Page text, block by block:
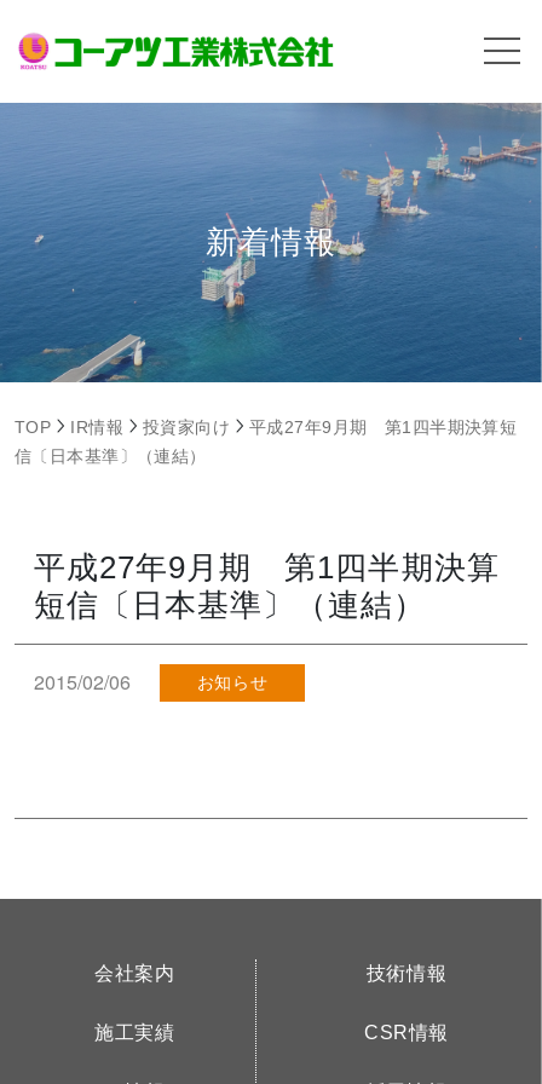
新着情報
TOP IR情報 投資家向け
平成27年9月期 第1四半期決算短
信〔日本基準〕（連結）
平成27年9月期 第1四半期決算
短信〔日本基準〕（連結）
2015/02/06 お知らせ
会社案内
施工実績
技術情報
CSR情報